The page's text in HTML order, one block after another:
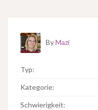
ByMazi
Typ:
Kategorie:
Schwierigkeit: